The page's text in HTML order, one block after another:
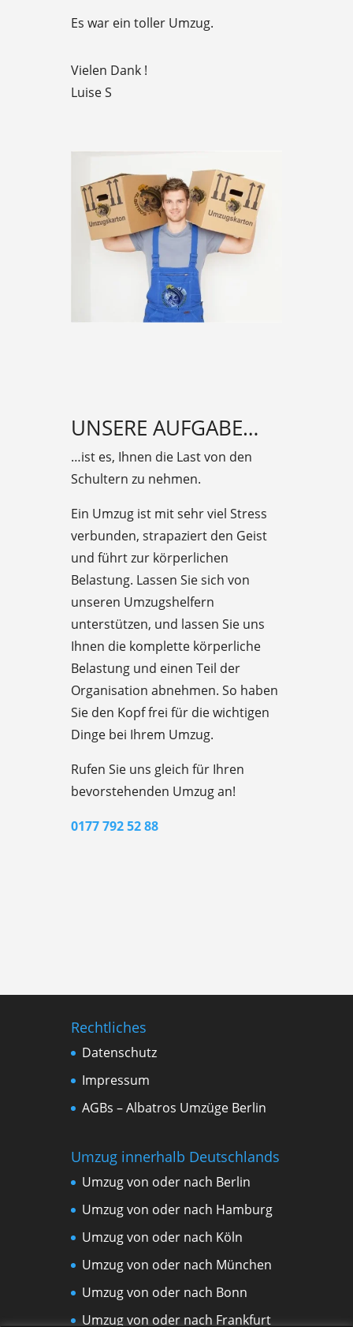
5
Es war ein toller Umzug.
Vielen Dank !
Luise S
UNSERE AUFGABE…
…ist es, Ihnen die Last von den
Schultern zu nehmen.
Ein Umzug ist mit sehr viel Stress
verbunden, strapaziert den Geist
und führt zur körperlichen
Belastung. Lassen Sie sich von
unseren Umzugshelfern
unterstützen, und lassen Sie uns
Ihnen die komplette körperliche
Belastung und einen Teil der
Organisation abnehmen. So haben
Sie den Kopf frei für die wichtigen
Dinge bei Ihrem Umzug.
Rufen Sie uns gleich für Ihren
bevorstehenden Umzug an!
0177 792 52 88
Rechtliches
Datenschutz
Impressum
AGBs – Albatros Umzüge Berlin
Umzug innerhalb Deutschlands
Umzug von oder nach Berlin
Umzug von oder nach Hamburg
Umzug von oder nach Köln
Umzug von oder nach München
Umzug von oder nach Bonn
Umzug von oder nach Frankfurt